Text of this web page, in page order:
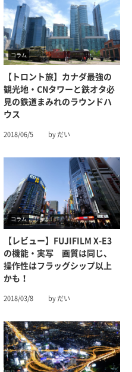
コラム
【トロント旅】カナダ最強の
観光地・CNタワーと鉄オタ必
見の鉄道まみれのラウンドハ
ウス
2018/06/5 by だい
コラム
【レビュー】FUJIFILM X-E3
の機能・実写 画質は同じ、
操作性はフラッグシップ以上
かも！
2018/03/8 by だい